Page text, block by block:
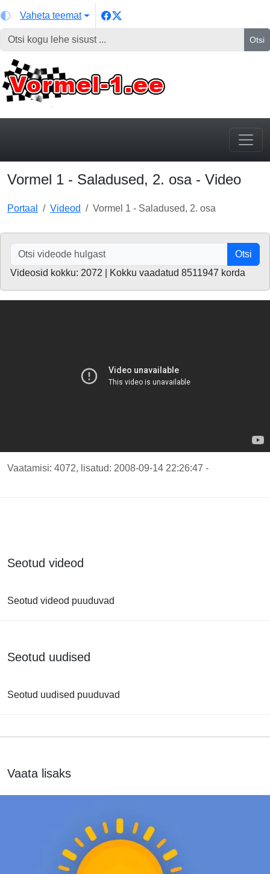
Vaheta teemat
Otsi
Vormel 1 - Saladused, 2. osa - Video
Portaal Videod Vormel 1 - Saladused, 2. osa
Otsi
Videosid kokku: 2072 | Kokku vaadatud 8511947 korda
Vaatamisi: 4072, lisatud: 2008-09-14 22:26:47 -
Seotud videod
Seotud videod puuduvad
Seotud uudised
Seotud uudised puuduvad
Vaata lisaks